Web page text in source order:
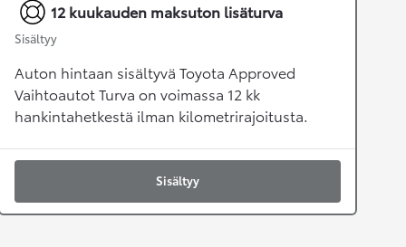
12 kuukauden maksuton lisäturva
Sisältyy
Auton hintaan sisältyvä Toyota Approved
Vaihtoautot Turva on voimassa 12 kk
hankintahetkestä ilman kilometrirajoitusta.
Sisältyy